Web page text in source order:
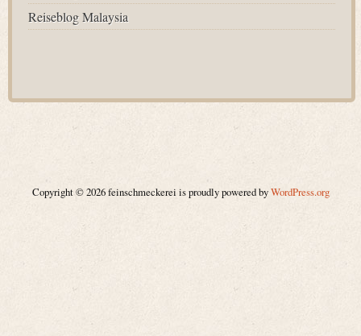
Reiseblog Malaysia
Copyright © 2026 feinschmeckerei is proudly powered byWordPress.org